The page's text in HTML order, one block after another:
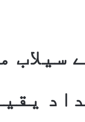
سیلاب